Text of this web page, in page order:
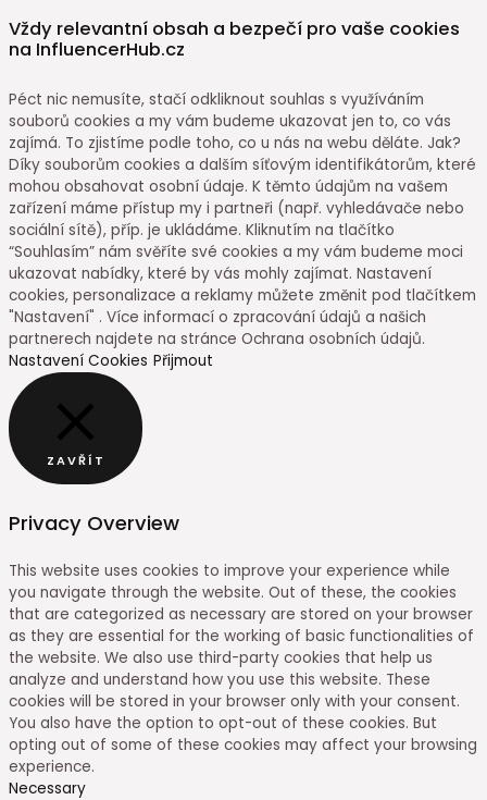
Vždy relevantní obsah a bezpečí pro vaše cookies
na InfluencerHub.cz
Péct nic nemusíte, stačí odkliknout souhlas s využíváním
souborů cookies a my vám budeme ukazovat jen to, co vás
zajímá. To zjistíme podle toho, co u nás na webu děláte. Jak?
Díky souborům cookies a dalším síťovým identifikátorům, které
mohou obsahovat osobní údaje. K těmto údajům na vašem
zařízení máme přístup my i partneři (např. vyhledávače nebo
sociální sítě), příp. je ukládáme. Kliknutím na tlačítko
“Souhlasím” nám svěříte své cookies a my vám budeme moci
ukazovat nabídky, které by vás mohly zajímat. Nastavení
cookies, personalizace a reklamy můžete změnit pod tlačítkem
"Nastavení" . Více informací o zpracování údajů a našich
partnerech najdete na stránce Ochrana osobních údajů.
Nastavení Cookies Přijmout
ZAVŘÍT
Privacy Overview
This website uses cookies to improve your experience while
you navigate through the website. Out of these, the cookies
that are categorized as necessary are stored on your browser
as they are essential for the working of basic functionalities of
the website. We also use third-party cookies that help us
analyze and understand how you use this website. These
cookies will be stored in your browser only with your consent.
You also have the option to opt-out of these cookies. But
opting out of some of these cookies may affect your browsing
experience.
Necessary